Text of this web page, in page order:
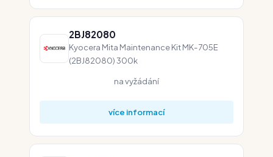
2BJ82080
Kyocera Mita Maintenance Kit MK-705E
(2BJ82080) 300k
na vyžádání
více informací